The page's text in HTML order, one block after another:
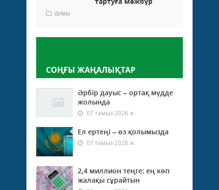
Әлем
СОҢҒЫ ЖАҢАЛЫҚТАР
Әрбір дауыс – ортақ мүдде
жолында
07 тамыз 2026 ж.
Ел ертеңі – өз қолымызда
07 тамыз 2026 ж.
2,4 миллион теңге: ең көп
жалақы сұрайтын